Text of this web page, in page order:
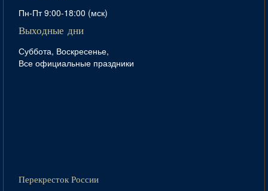
Пн-Пт 9:00-18:00 (мск)
Выходные дни
Суббота, Воскресенье,
Все официальные праздники
Перекресток России